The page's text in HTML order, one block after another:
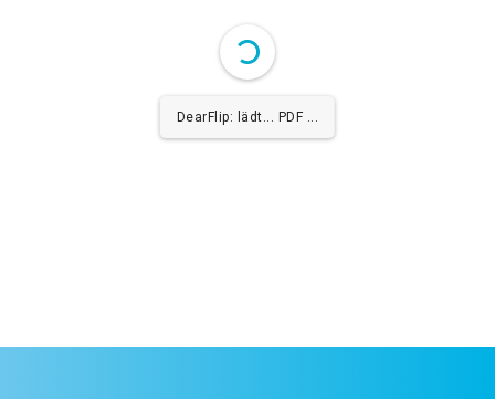
DearFlip: lädt... PDF 15%
...